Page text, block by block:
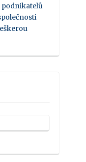
podnikatelů